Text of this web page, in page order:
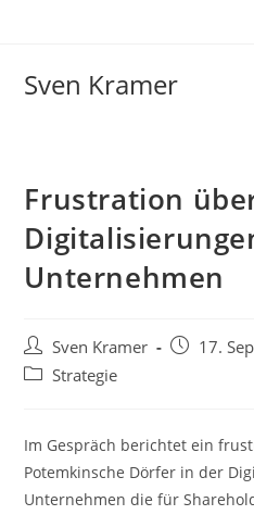
Sven Kramer
Frustration
Unternehmen
Sven Kramer
17.
Strategie
Im Gespräch berichtet ein
Potemkinsche Dörfer in der
Unternehmen die für